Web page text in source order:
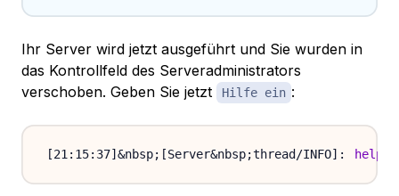
Ihr Server wird jetzt ausgeführt und Sie wurden in
das Kontrollfeld des Serveradministrators
verschoben. Geben Sie jetzt
Hilfe ein :
help